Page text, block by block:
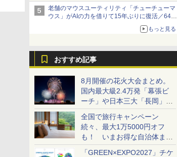
老舗のマウスユーティリティ「チューチューマ
ウス」がAIの力を借りて15年ぶりに復活／64bit
化、Windows 10/11、「Chrome」も走り回
る。復活記念で2026年末まで500円
もっと見る
おすすめ記事
8月開催の花火大会まとめ。
国内最大級2.4万発「幕張ビ
ーチ」や日本三大「長岡」な
ど大型イベント目白押し！
全国で旅行キャンペーン
続々、最大1万5000円オフ
も！ いまお得な自治体まと
め
「GREEN×EXPO2027」チケ